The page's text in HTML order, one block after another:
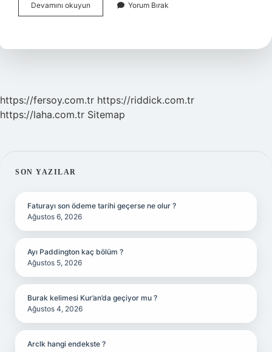
Devamını okuyun
Müzesine
Yorum Bırak
https://fersoy.com.tr https://riddick.com.tr
https://laha.com.tr Sitemap
SIDEBAR
SON YAZILAR
Faturayı son ödeme tarihi geçerse ne olur ?
Ağustos 6, 2026
Ayı Paddington kaç bölüm ?
Ağustos 5, 2026
Burak kelimesi Kur’an’da geçiyor mu ?
Ağustos 4, 2026
Arclk hangi endekste ?